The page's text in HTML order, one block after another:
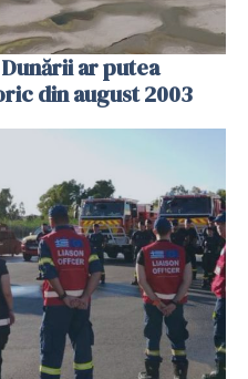
ar putea
din august 2003